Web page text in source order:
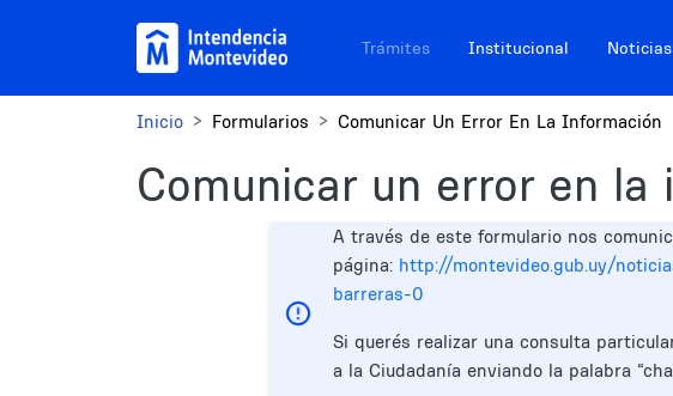
Navegación sitios
Trámites Institucional Noticias
Inicio Formularios Comunicar Un Error En La Información
Comunicar un error en la
A través de este formulario nos
página: http://montevideo.gub.uy/
barreras-0
Si querés realizar una consulta
a la Ciudadanía enviando la palabra